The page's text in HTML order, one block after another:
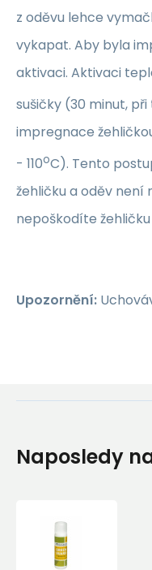
z oděvu lehce
vykapat. Aby byla
aktivaci. Aktivaci
sušičky (30 minut,
impregnace
- 110oC). Tento
žehličku a oděv není
nepoškodíte
Upozornění:
Naposledy